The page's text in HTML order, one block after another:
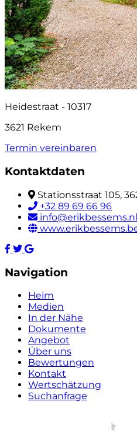
Heidestraat - 10317
3621 Rekem
Termin vereinbaren
Kontaktdaten
Stationsstraat 105,
+32 89 69 66 96
info@erikbessems.nl
Navigation
Heim
Medien
In der Nähe
Dokumente
Angebot
Über uns
Bewertungen
Kontakt
Wertschätzung
Suchanfrage